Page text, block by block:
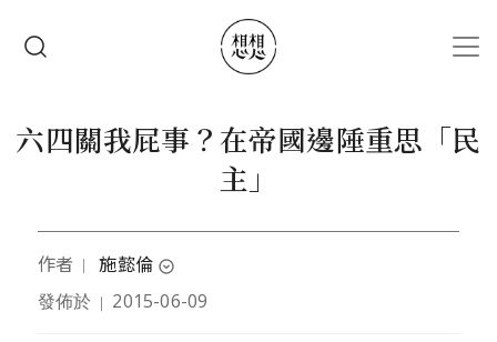
六四關我屁事？在帝國邊陲重思「民
主」
作者 ｜ 施懿倫 expand_circle_down
作者是不及格的哲學學徒。來自台灣，心繫香
發佈於 ｜ 2015-06-09